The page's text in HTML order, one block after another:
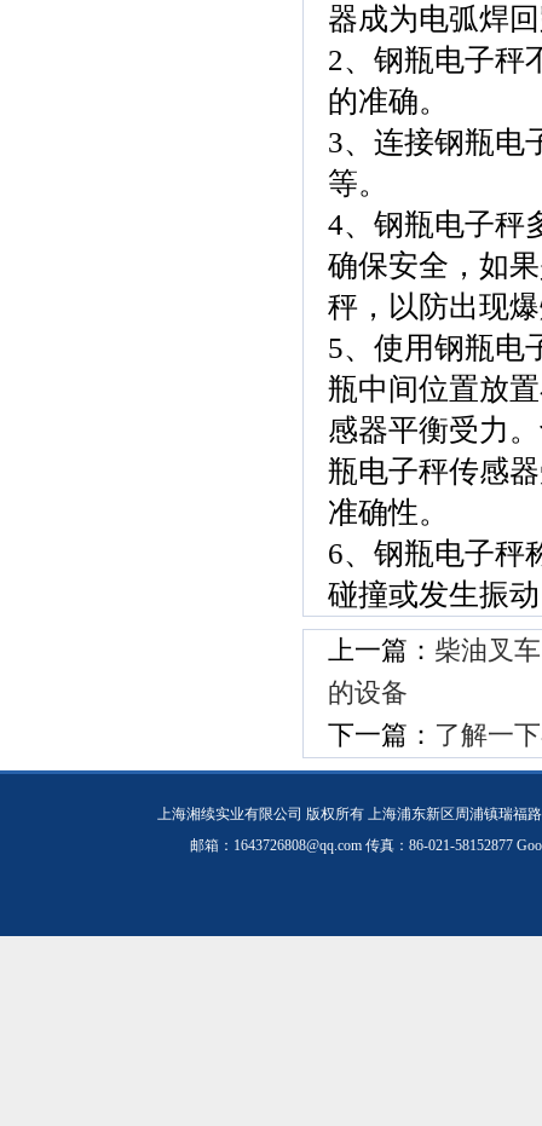
器成为电弧焊
2、钢瓶电子秤
的准确。
3、连接钢瓶电
等。
4、钢瓶电子秤
确保安全，如
秤，以防出现
5、使用钢瓶电
瓶中间位置放
感器平衡受力
瓶电子秤传感
准确性。
6、钢瓶电子秤
碰撞或发生振
上一篇： 柴油叉
的设备
下一篇： 了解一
上海湘续实业有限公司 版权所有 上海浦东新区周浦镇瑞福
邮箱：1643726808@qq.com 传真：86-021-58152877